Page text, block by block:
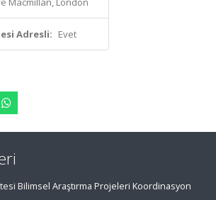
Adresli: Evet
Bilimsel Araştırma Projeleri Koordinasyon